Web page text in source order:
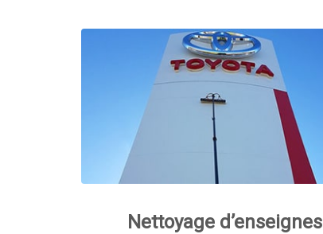
Nettoyage d’enseignes